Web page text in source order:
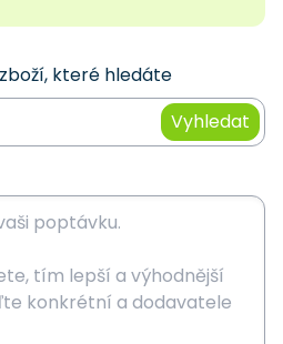
které hledáte
Vyhledat